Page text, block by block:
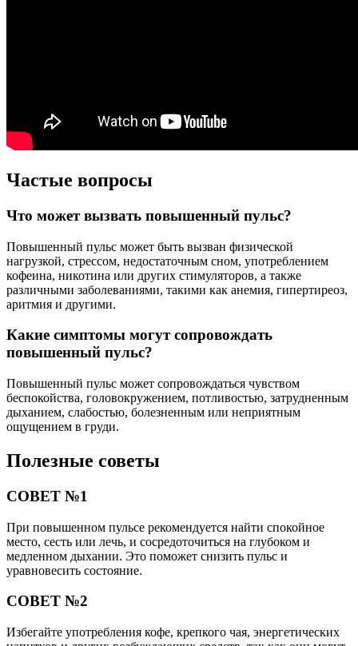
Частые вопросы
Что может вызвать повышенный пульс?
Повышенный пульс может быть вызван физической
нагрузкой, стрессом, недостаточным сном, употреблением
кофеина, никотина или других стимуляторов, а также
различными заболеваниями, такими как анемия, гипертиреоз,
аритмия и другими.
Какие симптомы могут сопровождать
повышенный пульс?
Повышенный пульс может сопровождаться чувством
беспокойства, головокружением, потливостью, затрудненным
дыханием, слабостью, болезненным или неприятным
ощущением в груди.
Полезные советы
СОВЕТ №1
При повышенном пульсе рекомендуется найти спокойное
место, сесть или лечь, и сосредоточиться на глубоком и
медленном дыхании. Это поможет снизить пульс и
уравновесить состояние.
СОВЕТ №2
Избегайте употребления кофе, крепкого чая, энергетических